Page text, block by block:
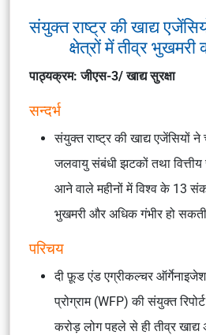
संयुक्त राष्ट्र की खाद्य
क्षेत्रों में तीव्र भुखमरी
पाठ्यक्रम: जीएस-3/ खाद्य सुरक्षा
सन्दर्भ
संयुक्त राष्ट्र की खाद्य एजेंसियों ने
जलवायु संबंधी झटकों तथा
आने वाले महीनों में विश्व के 13
भुखमरी और अधिक गंभीर हो
परिचय
दी फ़ूड एंड एग्रीकल्चर
प्रोग्राम (WFP) की संयुक्त
करोड़ लोग पहले से ही तीव्र